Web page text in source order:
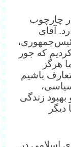
چارچوب
آقای
که جور
هرگز
باشیم
زندگی